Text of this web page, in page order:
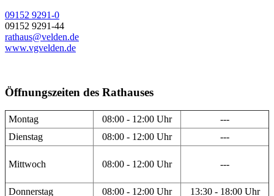
09152 9291-0
09152 9291-44
rathaus@velden.de
www.vgvelden.de
Öffnungszeiten des Rathauses
Montag 08:00 - 12:00 Uhr
---
Dienstag
08:00 - 12:00 Uhr ---
Mittwoch 08:00 - 12:00 Uhr ---
Donnerstag 08:00 - 12:00 Uhr
13:30 - 18:00 Uhr